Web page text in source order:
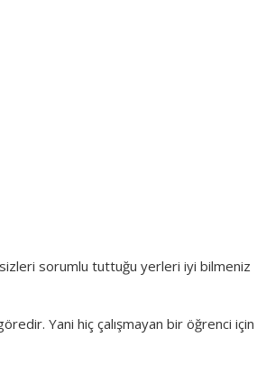
sizleri sorumlu tuttuğu yerleri iyi bilmeniz
Yani hiç çalışmayan bir öğrenci için